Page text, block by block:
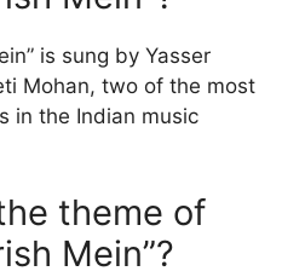
is sung by Yasser
Mohan, two of the most
in the Indian music
theme of
Mein”?